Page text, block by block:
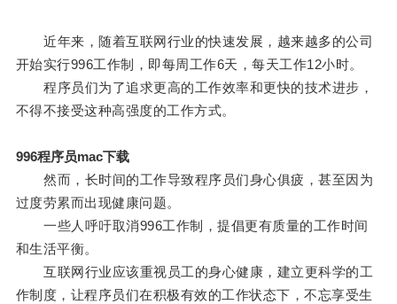
近年来，随着互联网行业的快速发展，越来越多的公司
开始实行996工作制，即每周工作6天，每天工作12小时。
程序员们为了追求更高的工作效率和更快的技术进步，
不得不接受这种高强度的工作方式。
996程序员mac下载
然而，长时间的工作导致程序员们身心俱疲，甚至因为
过度劳累而出现健康问题。
一些人呼吁取消996工作制，提倡更有质量的工作时间
和生活平衡。
互联网行业应该重视员工的身心健康，建立更科学的工
作制度，让程序员们在积极有效的工作状态下，不忘享受生